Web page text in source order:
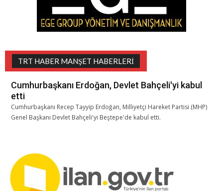
TRT HABER MANŞET HABERLERI
Cumhurbaşkanı Erdoğan, Devlet Bahçeli'yi kabul
etti
Cumhurbaşkanı Recep Tayyip Erdoğan, Milliyetçi Hareket Partisi (MHP)
Genel Başkanı Devlet Bahçeli'yi Beştepe'de kabul etti.